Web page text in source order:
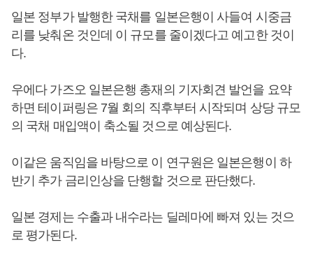
일본 정부가 발행한 국채를 일본은행이 사들여 시중금
리를 낮춰온 것인데 이 규모를 줄이겠다고 예고한 것이
다.
우에다 가즈오 일본은행 총재의 기자회견 발언을 요약
하면 테이퍼링은 7월 회의 직후부터 시작되며 상당 규모
의 국채 매입액이 축소될 것으로 예상된다.
이같은 움직임을 바탕으로 이 연구원은 일본은행이 하
반기 추가 금리인상을 단행할 것으로 판단했다.
일본 경제는 수출과 내수라는 딜레마에 빠져 있는 것으
로 평가된다.